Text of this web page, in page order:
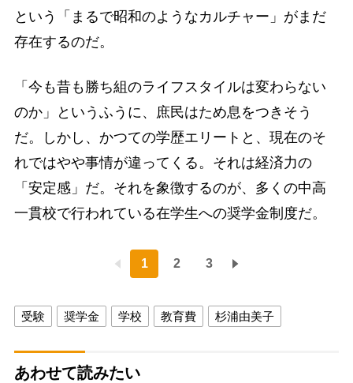
という「まるで昭和のようなカルチャー」がまだ
存在するのだ。
「今も昔も勝ち組のライフスタイルは変わらない
のか」というふうに、庶民はため息をつきそう
だ。しかし、かつての学歴エリートと、現在のそ
れではやや事情が違ってくる。それは経済力の
「安定感」だ。それを象徴するのが、多くの中高
一貫校で行われている在学生への奨学金制度だ。
1 2 3
受験 奨学金 学校 教育費 杉浦由美子
あわせて読みたい